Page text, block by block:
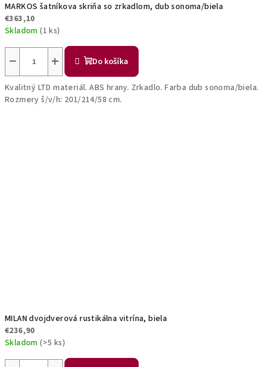
MARKOS šatníkova skriňa so zrkadlom, dub sonoma/biela
€363,10
Skladom(1 ks)
+
− Do košíka
Kvalitný LTD materiál. ABS hrany. Zrkadlo. Farba dub sonoma/biela.
Rozmery š/v/h: 201/214/58 cm.
MILAN dvojdverová rustikálna vitrína, biela
€236,90
Skladom(>5 ks)